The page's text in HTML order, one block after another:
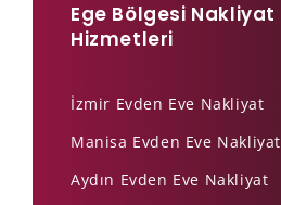
Ege Bölgesi Nakliyat
Hizmetleri
İzmir Evden Eve Nakliyat
Manisa Evden Eve Nakliyat
Aydın Evden Eve Nakliyat